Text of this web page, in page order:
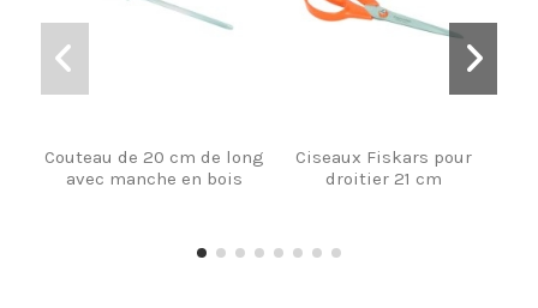
Couteau de 20 cm de long
avec manche en bois
Ciseaux Fiskars pour
droitier 21 cm